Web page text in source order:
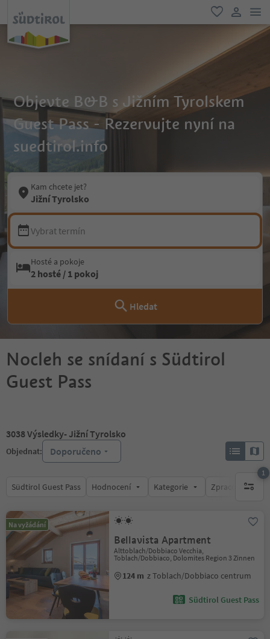
oblíbené
Objevte B&B s Jižním Tyrolskem
Guest Pass - Rezervujte nyní na
suedtirol.info
Kam chcete jet?
Jižní Tyrolsko
Vybrat termín
Hosté a pokoje
2 hosté / 1 pokoj
Hledat
Nocleh se snídaní s Südtirol
Guest Pass
3038Výsledky- Jižní Tyrolsko
Objednat: Doporučeno
Südtirol Guest Pass Hodnocení Kategorie Zpracovává
1
1
Na vyžádání
Bellavista Apartment
Alttoblach/Dobbiaco Vecchia,
Toblach/Dobbiaco, Dolomites Region 3 Zinnen
124 m z Toblach/Dobbiaco centrum
Südtirol Guest Pass